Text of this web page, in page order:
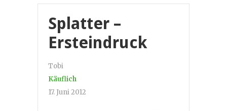
Splatter –
Ersteindruck
Tobi
Käuflich
17. Juni 2012